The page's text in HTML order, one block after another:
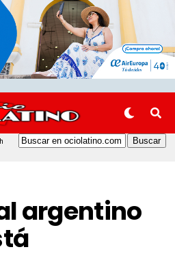
argentino